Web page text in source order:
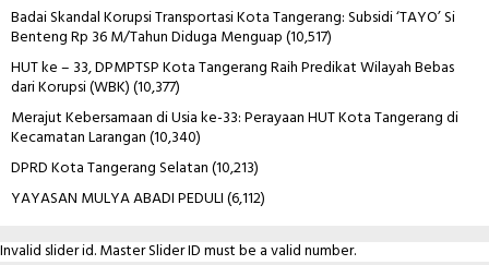
Badai Skandal Korupsi Transportasi Kota Tangerang: Subsidi ‘TAYO’ Si
Benteng Rp 36 M/Tahun Diduga Menguap(10,517)
HUT ke – 33, DPMPTSP Kota Tangerang Raih Predikat Wilayah Bebas
dari Korupsi (WBK)(10,377)
Merajut Kebersamaan di Usia ke-33: Perayaan HUT Kota Tangerang di
Kecamatan Larangan(10,340)
DPRD Kota Tangerang Selatan(10,213)
YAYASAN MULYA ABADI PEDULI(6,112)
Invalid slider id. Master Slider ID must be a valid number.